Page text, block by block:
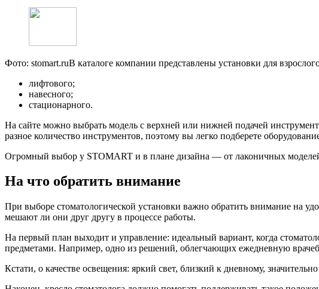
Фото: stomart.ruВ каталоге компании представлены установки для
лифтового;
навесного;
стационарного.
На сайте можно выбрать модель с верхней или нижней подачей
разное количество инструментов, поэтому вы легко подберете
Огромный выбор у STOMART и в плане дизайна — от лаконичных моделей
На что обратить внимание
При выборе стоматологической установки важно обратить внимание на
мешают ли они друг другу в процессе работы.
На первый план выходит и управление: идеальный вариант, когда
предметами. Например, одно из решений, облегчающих ежедневную
Кстати, о качестве освещения: яркий свет, близкий к дневному,